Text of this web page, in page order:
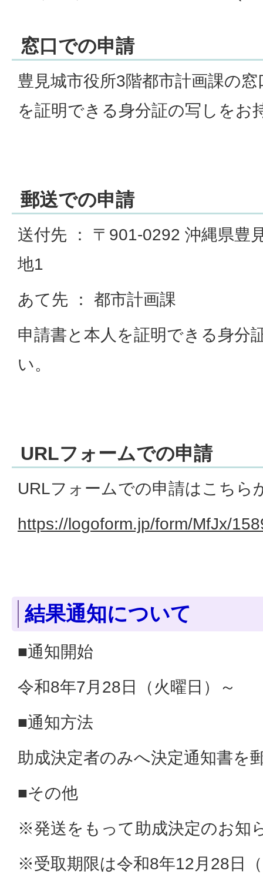
窓口での申請
豊見城市役所3階都市計画課の
を証明できる身分証の写しをお
郵送での申請
送付先 ： 〒901-0292 沖縄県豊
地1
あて先 ： 都市計画課
申請書と本人を証明できる身分
い。
URLフォームでの申請
URLフォームでの申請はこちら
https://logoform.jp/form/MfJx/
結果通知について
■通知開始
令和8年7月28日（火曜日）～
■通知方法
助成決定者のみへ決定通知書を
■その他
※発送をもって助成決定のお知
※受取期限は令和8年12月28日